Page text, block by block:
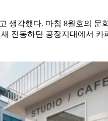
생각했다. 마침 8월호의
진동하던 공장지대에서